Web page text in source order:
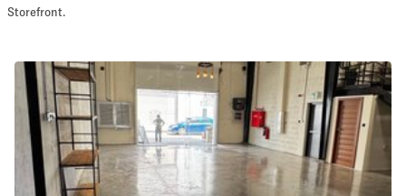
artistico
Servizio
fotografico
Conferenza Meeting Ufficio
Acquista
Condividi
Storefront.